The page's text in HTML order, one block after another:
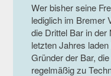
Wer bisher seine
lediglich im Bremer
die Drittel Bar in
letzten Jahres
Gründer der Bar,
regelmäßig zu